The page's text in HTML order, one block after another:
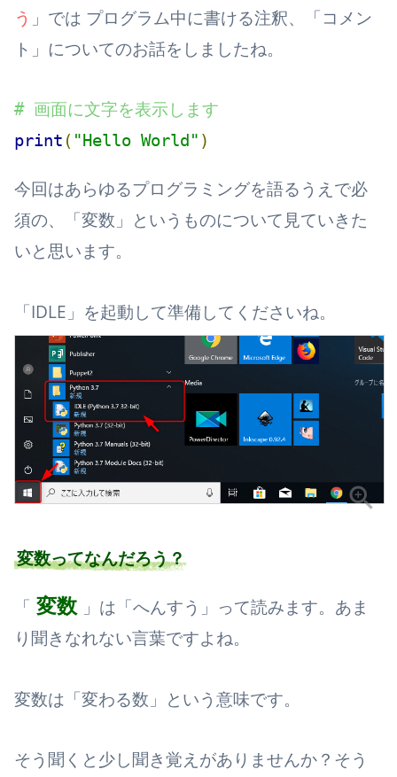
う 」では プログラム中に書ける注釈、「コメン
ト」についてのお話をしましたね。
# 画面に文字を表示します
print ( "Hello World" )
今回はあらゆるプログラミングを語るうえで必
須の、「変数」というものについて見ていきた
いと思います。
「IDLE」を起動して準備してくださいね。
変数ってなんだろう？
「 変数 」は「へんすう」って読みます。あま
り聞きなれない言葉ですよね。
変数は「変わる数」という意味です。
そう聞くと少し聞き覚えがありませんか？そう